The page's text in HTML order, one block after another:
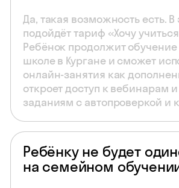
Да, такая возможность есть. В
подойдёт тариф «Хочу
Ребёнок продолжит обучение
школе в Кургане и сможет
онлайн-занятия как
откроет доступ к вебинарам
заданиям с автопроверкой и
Ребёнку не будет
на семейном